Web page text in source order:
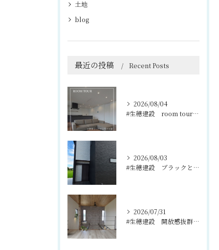
土地
blog
最近の投稿 Recent Posts
2026/08/04
#生穂建設 room tour🏠
2026/08/03
#生穂建設 ブラックとグレーのコントラストがスタイリッシュな...
2026/07/31
#生穂建設 開放感抜群の吹き抜けと2階のフリースペース🌿